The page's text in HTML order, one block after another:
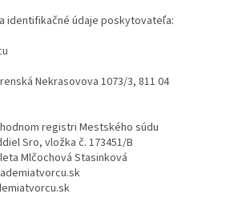
identifikačné údaje poskytovateľa:
Nekrasovova 1073/3, 811 04
registri Mestského súdu
Sro, vložka č. 173451/B
Mlčochová Stasinková